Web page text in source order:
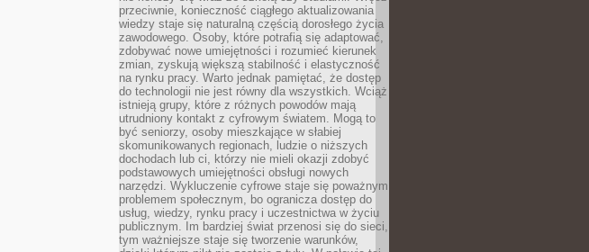
przeciwnie, konieczność ciągłego aktualizowania
wiedzy staje się naturalną częścią dorosłego życia
zawodowego. Osoby, które potrafią się adaptować,
zdobywać nowe umiejętności i rozumieć kierunek
zmian, zyskują większą stabilność i elastyczność
na rynku pracy. Warto jednak pamiętać, że dostęp
do technologii nie jest równy dla wszystkich. Wciąż
istnieją grupy, które z różnych powodów mają
utrudniony kontakt z cyfrowym światem. Mogą to
być seniorzy, osoby mieszkające w słabiej
skomunikowanych regionach, ludzie o niższych
dochodach lub ci, którzy nie mieli okazji zdobyć
podstawowych umiejętności obsługi nowych
narzędzi. Wykluczenie cyfrowe staje się poważnym
problemem społecznym, bo ogranicza dostęp do
usług, wiedzy, rynku pracy i uczestnictwa w życiu
publicznym. Im bardziej świat przenosi się do sieci,
tym ważniejsze staje się tworzenie warunków,